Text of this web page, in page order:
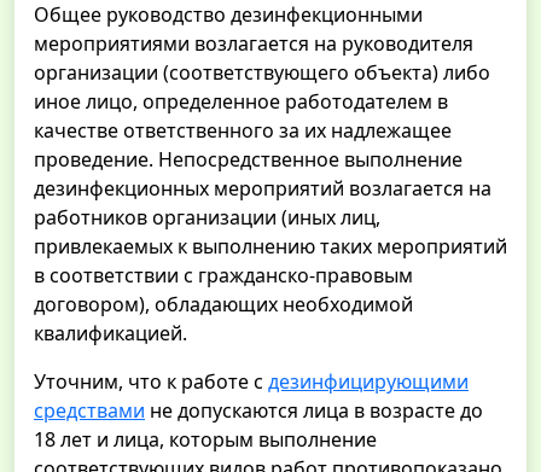
Общее руководство дезинфекционными
мероприятиями возлагается на руководителя
организации (соответствующего объекта) либо
иное лицо, определенное работодателем в
качестве ответственного за их надлежащее
проведение. Непосредственное выполнение
дезинфекционных мероприятий возлагается на
работников организации (иных лиц,
привлекаемых к выполнению таких мероприятий
в соответствии с гражданско-правовым
договором), обладающих необходимой
квалификацией.
Уточним, что к работе с дезинфицирующими
средствами не допускаются лица в возрасте до
18 лет и лица, которым выполнение